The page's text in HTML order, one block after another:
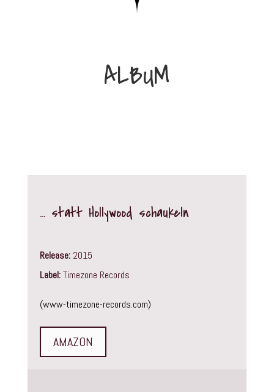
ALBUM
... statt Hollywood schaukeln
Release:2015
Label:Timezone Records
(www-timezone-records.com)
AMAZON